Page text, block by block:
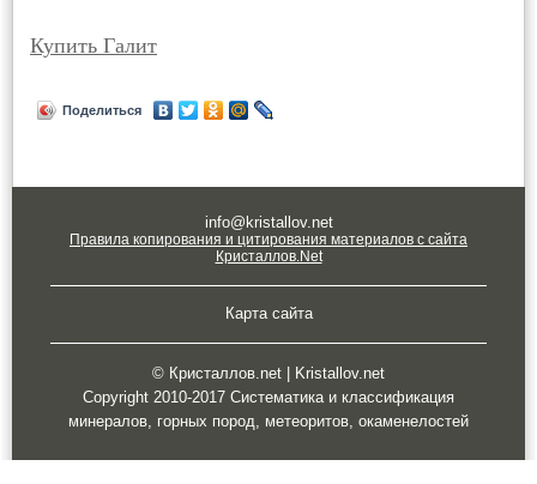
Купить Галит
Поделиться
info@kristallov.net
Правила копирования и цитирования материалов с сайта
Кристаллов.Net
Карта сайта
© Кристаллов.net | Kristallov.net
Copyright 2010-2017 Систематика и классификация
минералов, горных пород, метеоритов, окаменелостей